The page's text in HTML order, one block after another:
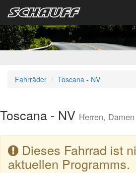
Fahrräder Toscana - NV
Toscana - NV Herren, Damen
Dieses Fahrrad ist
aktuellen Programms.